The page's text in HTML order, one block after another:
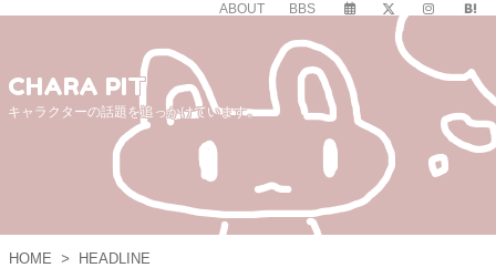
ABOUT BBS
CHARA PIT
キャラクターの話題を追っかけています。
HOME > HEADLINE